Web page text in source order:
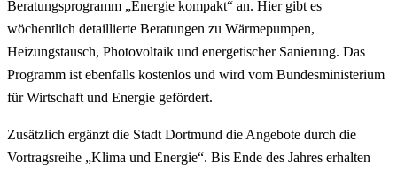
Beratungsprogramm „Energie kompakt“ an. Hier gibt es
wöchentlich detaillierte Beratungen zu Wärmepumpen,
Heizungstausch, Photovoltaik und energetischer Sanierung. Das
Programm ist ebenfalls kostenlos und wird vom Bundesministerium
für Wirtschaft und Energie gefördert.
Zusätzlich ergänzt die Stadt Dortmund die Angebote durch die
Vortragsreihe „Klima und Energie“. Bis Ende des Jahres erhalten